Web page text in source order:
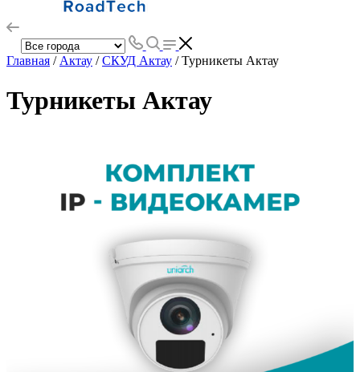
Главная / Актау /СКУД Актау / Турникеты Актау
Турникеты Актау